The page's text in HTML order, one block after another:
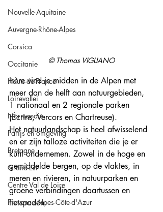
Nouvelle-Aquitaine
Auvergne-Rhône-Alpes
Corsica
Occitanie
Hauts-de-France
Loirevallei
Normandie
Parijs en omgeving
Bretagne
Grand-Est
Centre Val de Loire
Provence-Alpes-Côte-d'Azur
© Thomas VIGLIANO
Isère vind je midden in de Alpen met
meer dan de helft aan natuurgebieden,
1 nationaal en 2 regionale parken
(Écrins, Vercors en Chartreuse).
Het natuurlandschap is heel afwisselend
en er zijn talloze activiteiten die je er
kunt ondernemen. Zowel in de hoge en
gemiddelde bergen, op de vlaktes, in
meren en rivieren, in natuurparken en
groene verbindingen daartussen en
fietspaden.